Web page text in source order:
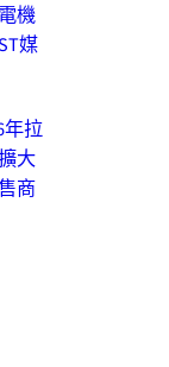
機
媒
年拉
大
商